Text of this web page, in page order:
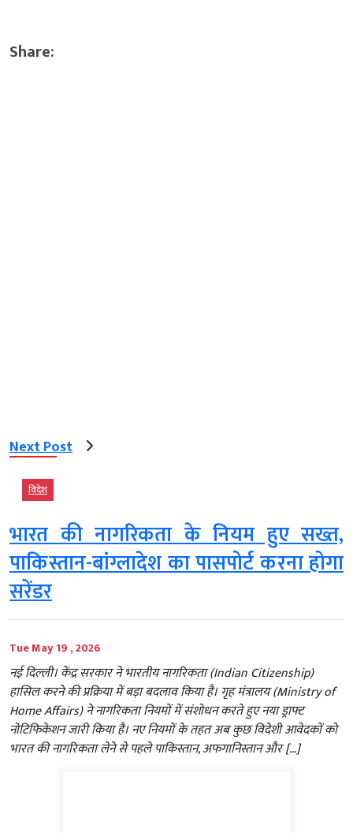
Share:
Next Post
विदेश
भारत की नागरिकता के नियम हुए सख्त,
पाकिस्तान-बांग्लादेश का पासपोर्ट करना होगा
सरेंडर
Tue May 19 , 2026
नई दिल्ली। केंद्र सरकार ने भारतीय नागरिकता (Indian Citizenship)
हासिल करने की प्रक्रिया में बड़ा बदलाव किया है। गृह मंत्रालय (Ministry of
Home Affairs) ने नागरिकता नियमों में संशोधन करते हुए नया ड्राफ्ट
नोटिफिकेशन जारी किया है। नए नियमों के तहत अब कुछ विदेशी आवेदकों को
भारत की नागरिकता लेने से पहले पाकिस्तान, अफगानिस्तान और […]